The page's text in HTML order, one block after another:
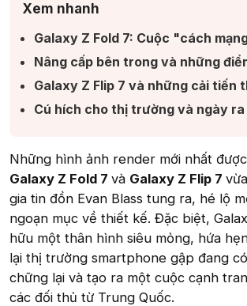
Xem nhanh
Galaxy Z Fold 7: Cuộc "cách
Nâng cấp bên trong và những
Galaxy Z Flip 7 và những cải tiến
Cú hích cho thị trường và ngày ra
Những hình ảnh render mới nhất
Galaxy Z Fold 7 và Galaxy Z Flip 7
gia tin đồn Evan Blass tung ra, hé lộ
ngoạn mục về thiết kế. Đặc biệt,
hữu một thân hình siêu mỏng, hứa
lại thị trường smartphone gập đang
chững lại và tạo ra một cuộc cạnh
các đối thủ từ Trung Quốc.